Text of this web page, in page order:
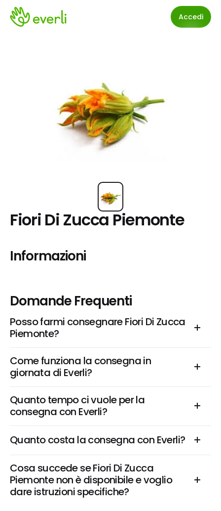
Accedi
Fiori Di Zucca Piemonte
Informazioni
Domande Frequenti
Posso farmi consegnare Fiori Di Zucca
Piemonte?
Come funziona la consegna in
giornata di Everli?
Quanto tempo ci vuole per la
consegna con Everli?
Quanto costa la consegna con Everli?
Cosa succede se Fiori Di Zucca
Piemonte non è disponibile e voglio
dare istruzioni specifiche?